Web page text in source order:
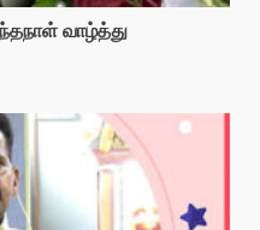
வாழ்த்து